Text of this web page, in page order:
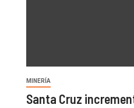
MINERÍA
Santa Cruz